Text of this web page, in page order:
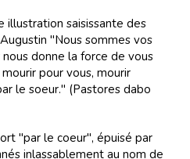
illustration saisissante des
"Nous sommes vos
donne la force de vous
pour vous, mourir
le soeur." (Pastores dabo
"par le coeur", épuisé par
inlassablement au nom de